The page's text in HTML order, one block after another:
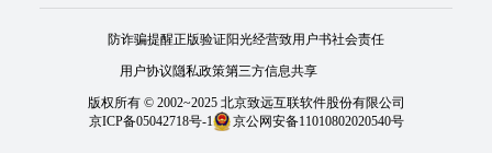
防诈骗提醒正版验证阳光经营致用户书社会责任
用户协议隐私政策第三方信息共享
版权所有 © 2002~2025 北京致远互联软件股份有限公司
京ICP备05042718号-1
京公网安备11010802020540号